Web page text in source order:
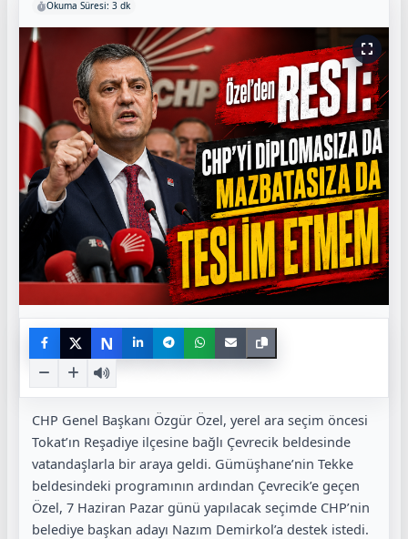
Okuma Süresi: 3 dk
N
CHP Genel Başkanı Özgür Özel, yerel ara seçim öncesi
Tokat’ın Reşadiye ilçesine bağlı Çevrecik beldesinde
vatandaşlarla bir araya geldi. Gümüşhane’nin Tekke
beldesindeki programının ardından Çevrecik’e geçen
Özel, 7 Haziran Pazar günü yapılacak seçimde CHP’nin
belediye başkan adayı Nazım Demirkol’a destek istedi.